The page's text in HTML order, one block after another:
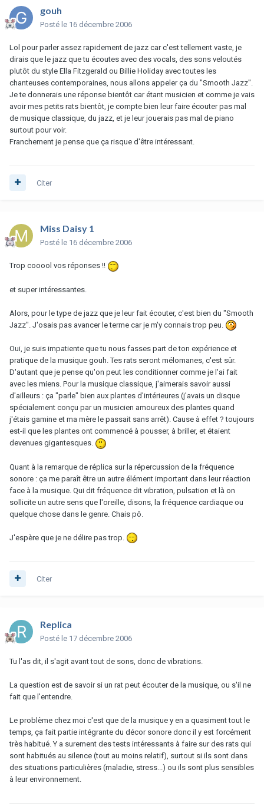
gouh
Posté le 16 décembre 2006
Lol pour parler assez rapidement de jazz car c'est tellement vaste, je
dirais que le jazz que tu écoutes avec des vocals, des sons veloutés
plutôt du style Ella Fitzgerald ou Billie Holiday avec toutes les
chanteuses contemporaines, nous allons appeler ça du "Smooth Jazz".
Je te donnerais une réponse bientôt car étant musicien et comme je vais
avoir mes petits rats bientôt, je compte bien leur faire écouter pas mal
de musique classique, du jazz, et je leur jouerais pas mal de piano
surtout pour voir.
Franchement je pense que ça risque d'être intéressant.
Citer
Miss Daisy 1
Posté le 16 décembre 2006
Trop cooool vos réponses !!
et super intéressantes.
Alors, pour le type de jazz que je leur fait écouter, c'est bien du "Smooth
Jazz". J'osais pas avancer le terme car je m'y connais trop peu.
Oui, je suis impatiente que tu nous fasses part de ton expérience et
pratique de la musique gouh. Tes rats seront mélomanes, c'est sûr.
D'autant que je pense qu'on peut les conditionner comme je l'ai fait
avec les miens. Pour la musique classique, j'aimerais savoir aussi
d'ailleurs : ça "parle" bien aux plantes d'intérieures (j'avais un disque
spécialement conçu par un musicien amoureux des plantes quand
j'étais gamine et ma mère le passait sans arrêt). Cause à effet ? toujours
est-il que les plantes ont commencé à pousser, à briller, et étaient
devenues gigantesques.
Quant à la remarque de réplica sur la répercussion de la fréquence
sonore : ça me paraît être un autre élément important dans leur réaction
face à la musique. Qui dit fréquence dit vibration, pulsation et là on
sollicite un autre sens que l'oreille, disons, la fréquence cardiaque ou
quelque chose dans le genre. Chais pô.
J'espère que je ne délire pas trop.
Citer
Replica
Posté le 17 décembre 2006
Tu l'as dit, il s'agit avant tout de sons, donc de vibrations.
La question est de savoir si un rat peut écouter de la musique, ou s'il ne
fait que l'entendre.
Le problème chez moi c'est que de la musique y en a quasiment tout le
temps, ça fait partie intégrante du décor sonore donc il y est forcément
très habitué. Y a surement des tests intéressants à faire sur des rats qui
sont habitués au silence (tout au moins relatif), surtout si ils sont dans
des situations particulières (maladie, stress...) ou ils sont plus sensibles
à leur environnement.